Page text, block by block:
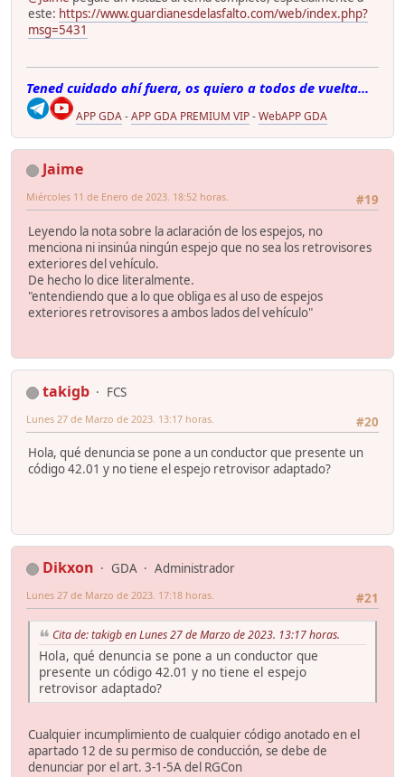
este: https://www.guardianesdelasfalto.com/web/index.php?
msg=5431
Tened cuidado ahí fuera, os quiero a todos de vuelta...
APP GDA-APP GDA PREMIUM VIP-WebAPP GDA
Jaime
#19
Miércoles 11 de Enero de 2023. 18:52 horas.
Leyendo la nota sobre la aclaración de los espejos, no
menciona ni insinúa ningún espejo que no sea los retrovisores
exteriores del vehículo.
De hecho lo dice literalmente.
"entendiendo que a lo que obliga es al uso de espejos
exteriores retrovisores a ambos lados del vehículo"
takigb
FCS
#20
Lunes 27 de Marzo de 2023. 13:17 horas.
Hola, qué denuncia se pone a un conductor que presente un
código 42.01 y no tiene el espejo retrovisor adaptado?
Dikxon GDA
Administrador
#21
Lunes 27 de Marzo de 2023. 17:18 horas.
Cita de: takigb en Lunes 27 de Marzo de 2023. 13:17 horas.
Hola, qué denuncia se pone a un conductor que
presente un código 42.01 y no tiene el espejo
retrovisor adaptado?
Cualquier incumplimiento de cualquier código anotado en el
apartado 12 de su permiso de conducción, se debe de
denunciar por el art. 3-1-5A del RGCon